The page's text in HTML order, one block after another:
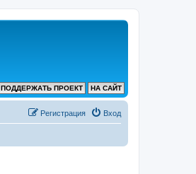
НА САЙТ
ПОДДЕРЖАТЬ ПРОЕКТ
Вход
Регистрация